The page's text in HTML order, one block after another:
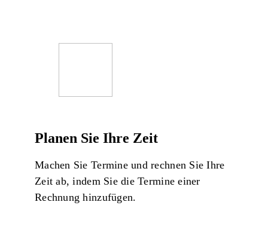
Planen Sie Ihre Zeit
Machen Sie Termine und rechnen Sie Ihre
Zeit ab, indem Sie die Termine einer
Rechnung hinzufügen.